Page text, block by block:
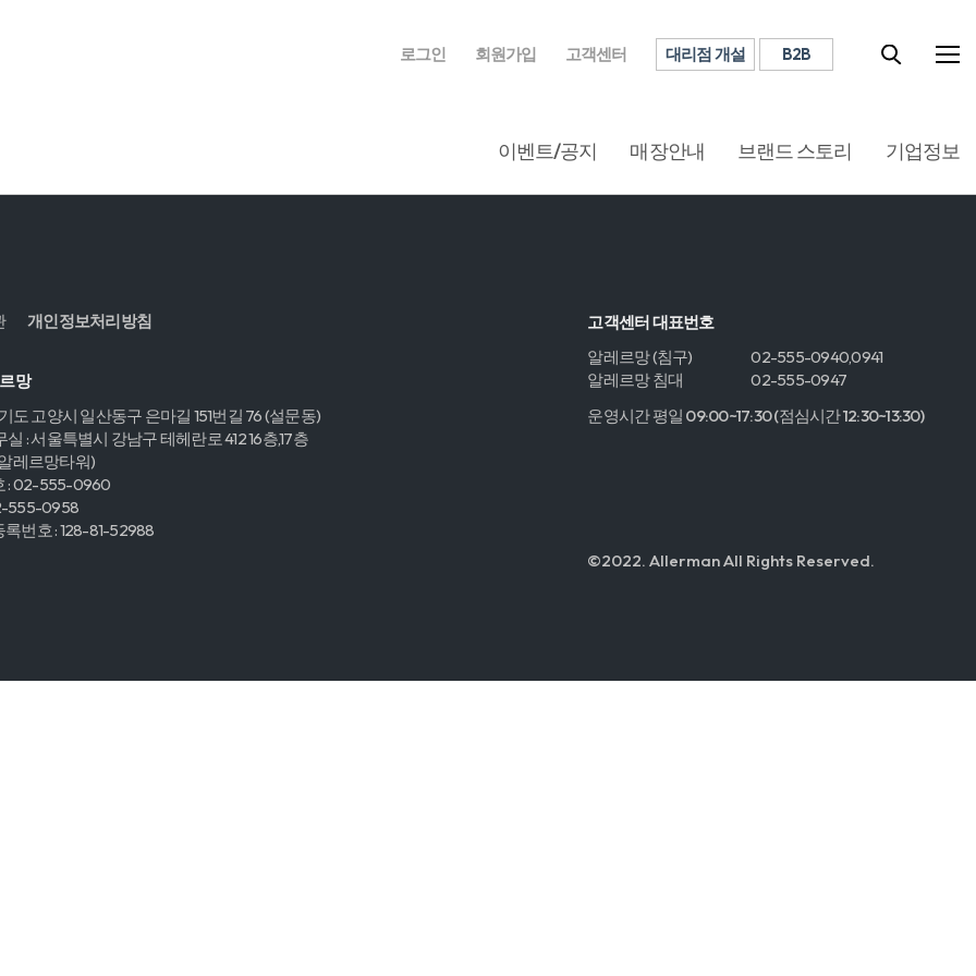
로그인 회원가입 고객센터 대리점 개설 B2B
이벤트/공지 매장안내 브랜드 스토리 기업정보
개인정보처리방침
망
도 고양시 일산동구 은마길 151번길 76 (설문동)
실 : 서울특별시 강남구 테헤란로 412 16층,17층
레르망타워)
: 02-555-0960
555-0958
번호 : 128-81-52988
고객센터 대표번호
알레르망 (침구)
02-555-0940,0941
알레르망 침대
02-555-0947
운영시간 평일 09:00~17:30 (점심시간 12:30~13:30)
©2022. Allerman All Rights Reserved.